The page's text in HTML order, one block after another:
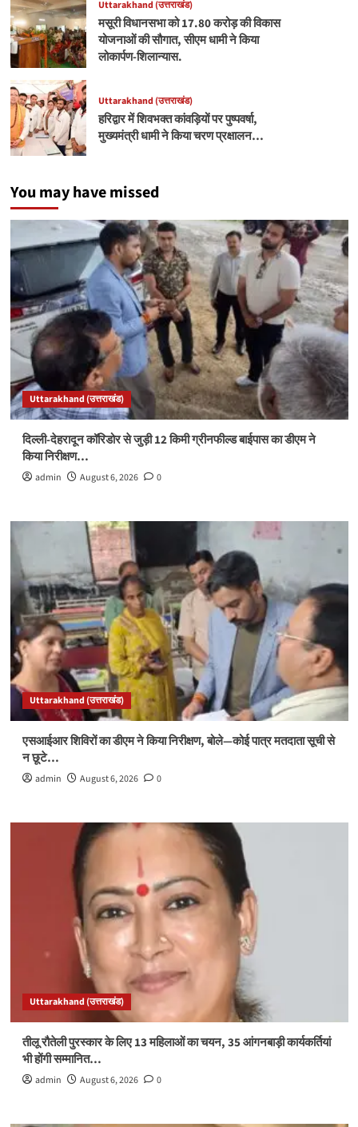
Uttarakhand (उत्तराखंड)
मसूरी विधानसभा को 17.80 करोड़ की विकास
योजनाओं की सौगात, सीएम धामी ने किया
लोकार्पण-शिलान्यास.
Uttarakhand (उत्तराखंड)
हरिद्वार में शिवभक्त कांवड़ियों पर पुष्पवर्षा,
मुख्यमंत्री धामी ने किया चरण प्रक्षालन…
You may have missed
Uttarakhand (उत्तराखंड)
दिल्ली-देहरादून कॉरिडोर से जुड़ी 12 किमी ग्रीनफील्ड बाईपास का डीएम ने
किया निरीक्षण…
admin August 6, 2026 0
Uttarakhand (उत्तराखंड)
एसआईआर शिविरों का डीएम ने किया निरीक्षण, बोले—कोई पात्र मतदाता सूची से
न छूटे…
admin August 6, 2026 0
Uttarakhand (उत्तराखंड)
तीलू रौतेली पुरस्कार के लिए 13 महिलाओं का चयन, 35 आंगनबाड़ी कार्यकर्तियां
भी होंगी सम्मानित…
admin August 6, 2026 0